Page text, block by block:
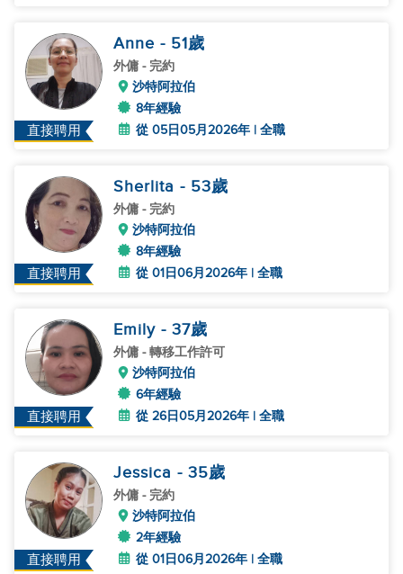
直接聘用
Anne - 51歲
外傭 - 完約
沙特阿拉伯
8年經驗
從 05日05月2026年 | 全職
直接聘用
Sherlita - 53歲
外傭 - 完約
沙特阿拉伯
8年經驗
從 01日06月2026年 | 全職
直接聘用
Emily - 37歲
外傭 - 轉移工作許可
沙特阿拉伯
6年經驗
從 26日05月2026年 | 全職
直接聘用
Jessica - 35歲
外傭 - 完約
沙特阿拉伯
2年經驗
從 01日06月2026年 | 全職